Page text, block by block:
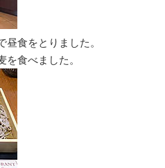
食をとりました。
食べました。